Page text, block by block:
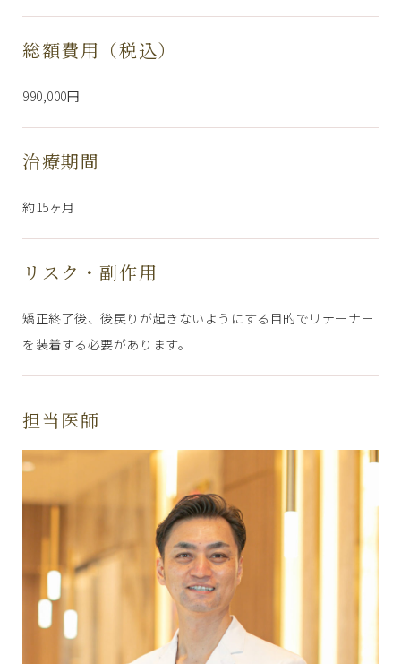
総額費用（税込）
990,000円
治療期間
約15ヶ月
リスク・副作用
矯正終了後、後戻りが起きないようにする目的でリテーナー
を装着する必要があります。
担当医師